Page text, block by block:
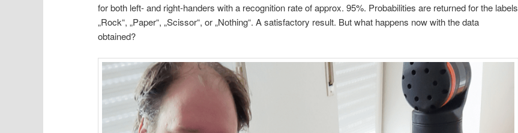
for both left- and right-handers with a recognition rate of approx. 95%. Probabilities are returned for the labels
„Rock“, „Paper“, „Scissor“, or „Nothing“. A satisfactory result. But what happens now with the data
obtained?